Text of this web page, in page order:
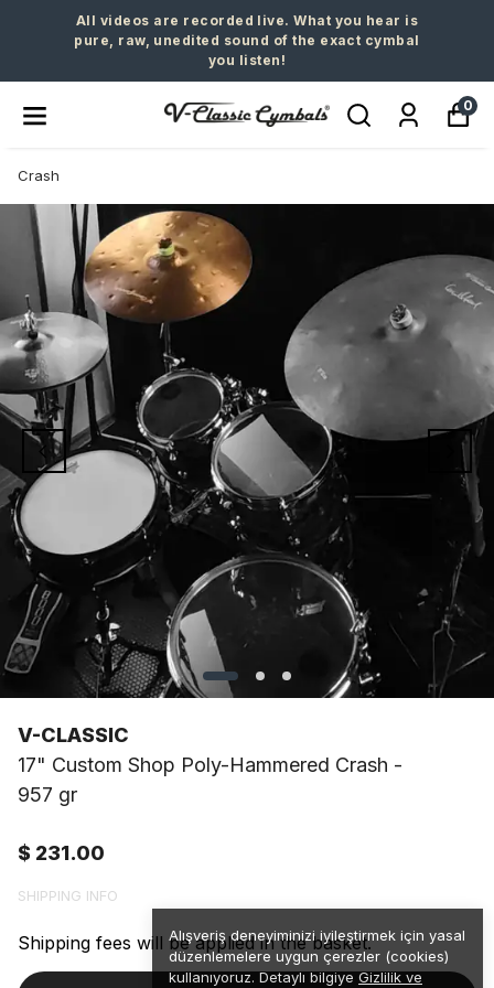
All videos are recorded live. What you hear is
pure, raw, unedited sound of the exact cymbal
you listen!
0
Alışveriş deneyiminizi iyileştirmek için yasal
düzenlemelere uygun çerezler (cookies)
kullanıyoruz. Detaylı bilgiyeGizlilik ve
Crash
V-CLASSIC
17" Custom Shop Poly-Hammered Crash -
957 gr
$ 231.00
SHIPPING INFO
Shipping fees will be applied in the basket.